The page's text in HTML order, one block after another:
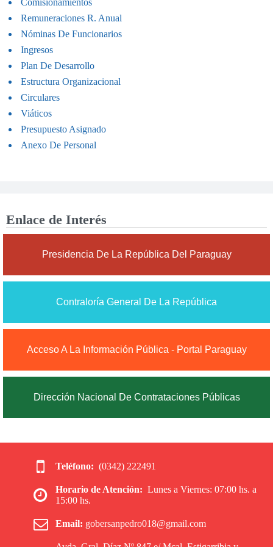
Comisionamientos
Remuneraciones R. Anual
Nóminas De Funcionarios
Ingresos
Plan De Desarrollo
Estructura Organizacional
Circulares
Viáticos
Presupuesto Asignado
Anexo De Personal
Enlace de Interés
Presidencia De La República Del Paraguay
Contraloría General De La República
Acceso A La Información Pública - Portal Paraguay
Dirección Nacional De Contrataciones Públicas
 Teléfono: (0342) 222491
 Horario de Atención: Lunes a Viernes: 07:00 hs. a
15:00 hs.
 Email: gobersanpedro018@gmail.com